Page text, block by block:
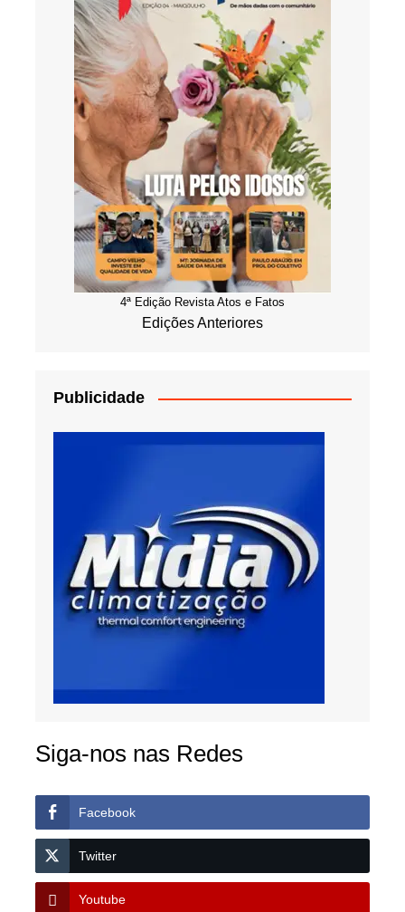
4ª Edição Revista Atos e Fatos
Edições Anteriores
Publicidade
Siga-nos nas Redes
Facebook
Twitter
Youtube